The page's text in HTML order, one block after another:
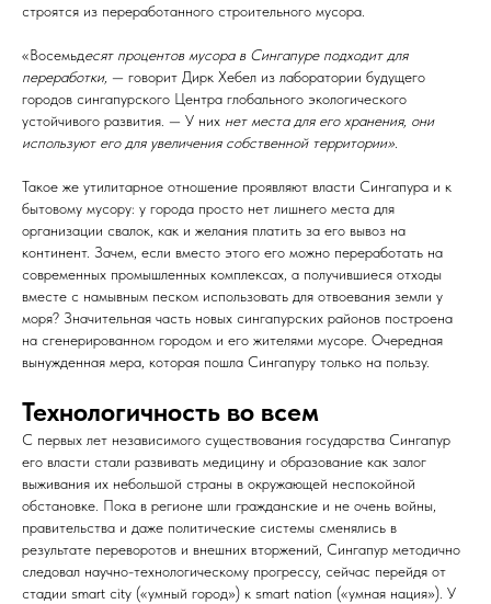
строятся из переработанного строительного мусора.
«Восемьдесят процентов мусора в Сингапуре подходит для
переработки, — говорит Дирк Хебел из лаборатории будущего
городов сингапурского Центра глобального экологического
устойчивого развития. — У них нет места для его хранения, они
используют его для увеличения собственной территории».
Такое же утилитарное отношение проявляют власти Сингапура и к
бытовому мусору: у города просто нет лишнего места для
организации свалок, как и желания платить за его вывоз на
континент. Зачем, если вместо этого его можно переработать на
современных промышленных комплексах, а получившиеся отходы
вместе с намывным песком использовать для отвоевания земли у
моря? Значительная часть новых сингапурских районов построена
на сгенерированном городом и его жителями мусоре. Очередная
вынужденная мера, которая пошла Сингапуру только на пользу.
Технологичность во всем
С первых лет независимого существования государства Сингапур
его власти стали развивать медицину и образование как залог
выживания их небольшой страны в окружающей неспокойной
обстановке. Пока в регионе шли гражданские и не очень войны,
правительства и даже политические системы сменялись в
результате переворотов и внешних вторжений, Сингапур методично
следовал научно-технологическому прогрессу, сейчас перейдя от
стадии smart city («умный город») к smart nation («умная нация»). У